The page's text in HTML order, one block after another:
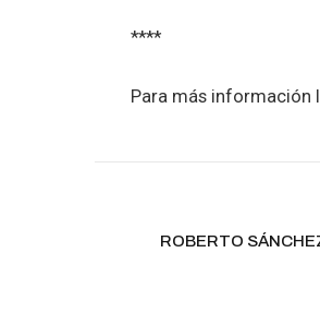
****
Para más información
ROBERTO